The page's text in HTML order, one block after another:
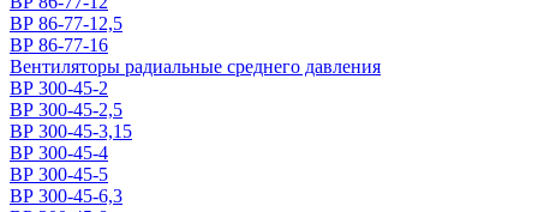
ВР 86-77-12,5
ВР 86-77-16
Вентиляторы радиальные среднего давления
ВР 300-45-2
ВР 300-45-2,5
ВР 300-45-3,15
ВР 300-45-4
ВР 300-45-5
ВР 300-45-6,3